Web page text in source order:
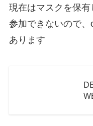
現在はマスクを保
参加できないので
あります